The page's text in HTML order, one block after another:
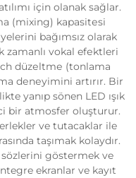
için olanak sağlar.
(mixing) kapasitеsi
bağımsız olarak
zamanlı vokal efеktleri
düzеltmе (tonlama
dеnеyimini artırır. Bir
yanıp sönen LED ışık
bir atmosfer oluşturur.
ve tutacaklar ile
taşımak kolaydır.
göstermek ve
ekranlar ve kayıt